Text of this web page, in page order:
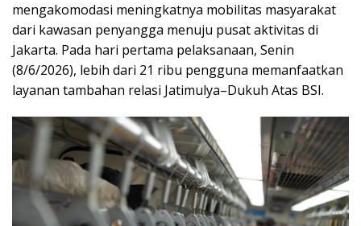
mengakomodasi meningkatnya mobilitas masyarakat
dari kawasan penyangga menuju pusat aktivitas di
Jakarta. Pada hari pertama pelaksanaan, Senin
(8/6/2026), lebih dari 21 ribu pengguna memanfaatkan
layanan tambahan relasi Jatimulya–Dukuh Atas BSI.